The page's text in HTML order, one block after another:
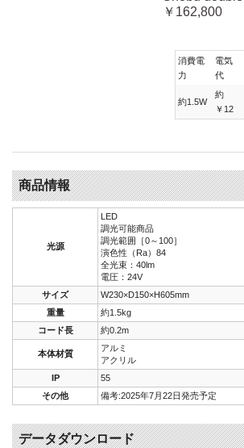
￥162,800
消費電
力
電気
代
約1.5W
約
￥12
商品情報
光源
LED
調光可能商品
調光範囲［0～100］
演色性（Ra）84
全光束：40lm
電圧：24V
サイズ
W230×D150×H605mm
重量
約1.5kg
コード長
約0.2m
本体材質
アルミ
アクリル
IP
55
その他
備考:2025年7月22日発売予定
データダウンロード